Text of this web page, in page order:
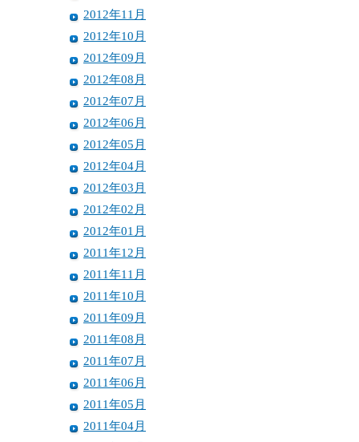
2012年11月
2012年10月
2012年09月
2012年08月
2012年07月
2012年06月
2012年05月
2012年04月
2012年03月
2012年02月
2012年01月
2011年12月
2011年11月
2011年10月
2011年09月
2011年08月
2011年07月
2011年06月
2011年05月
2011年04月